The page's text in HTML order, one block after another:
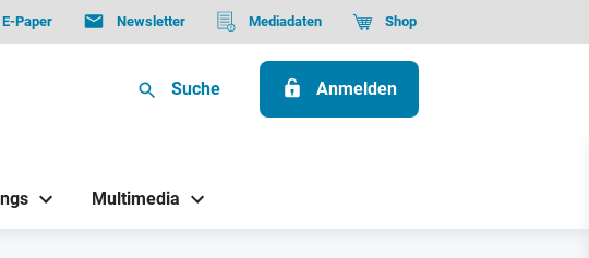
E-Paper Newsletter Mediadaten Shop
Suche Anmelden
Multimedia